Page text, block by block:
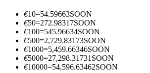
€10=54.59663SOON
€50=272.98317SOON
€100=545.96634SOON
€500=2,729.83173SOON
€1000=5,459.66346SOON
€5000=27,298.31731 SOON
€10000=54,596.63462SOON